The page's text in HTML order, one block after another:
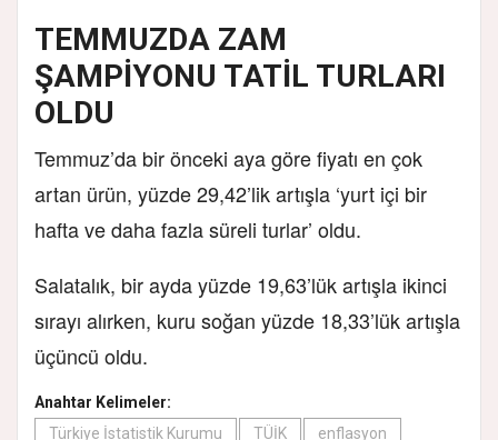
TEMMUZDA ZAM
ŞAMPİYONU TATİL TURLARI
OLDU
Temmuz’da bir önceki aya göre fiyatı en çok
artan ürün, yüzde 29,42’lik artışla ‘yurt içi bir
hafta ve daha fazla süreli turlar’ oldu.
Salatalık, bir ayda yüzde 19,63’lük artışla ikinci
sırayı alırken, kuru soğan yüzde 18,33’lük artışla
üçüncü oldu.
Anahtar Kelimeler:
Türkiye İstatistik Kurumu
TÜİK enflasyon